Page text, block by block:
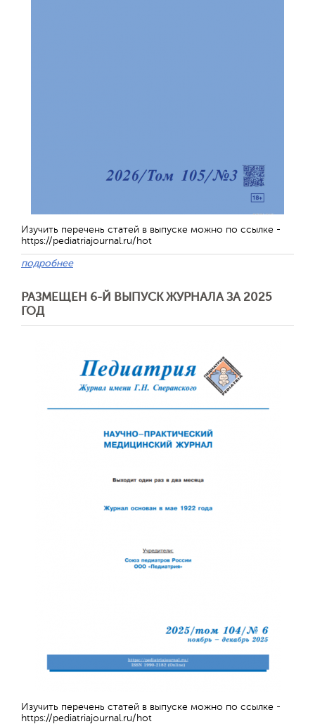
Изучить перечень статей в выпуске можно по ссылке -
https://pediatriajournal.ru/hot
подробнее
РАЗМЕЩЕН 6-Й ВЫПУСК ЖУРНАЛА ЗА 2025
ГОД
Изучить перечень статей в выпуске можно по ссылке -
https://pediatriajournal.ru/hot
Отправить